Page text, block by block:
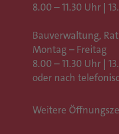
8.00 – 11.30 Uhr |
Bauverwaltung,
Montag – Freitag
8.00 – 11.30 Uhr |
oder nach
Weitere